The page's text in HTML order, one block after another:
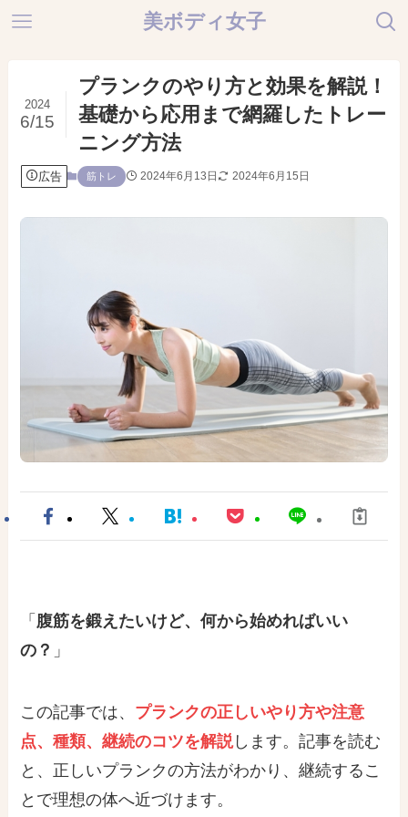
美ボディ女子
プランクのやり方と効果を解説！
基礎から応用まで網羅したトレー
ニング方法
2024
6/15
広告 筋トレ 2024年6月13日 2024年6月15日
「 腹筋を鍛えたいけど、何から始めればいい
の ？ 」
この記事では、 プランクの正しいやり方や注意
点、種類、継続のコツを解説します。記事を読む
と、正しいプランクの方法がわかり、継続するこ
とで理想の体へ近づけます。